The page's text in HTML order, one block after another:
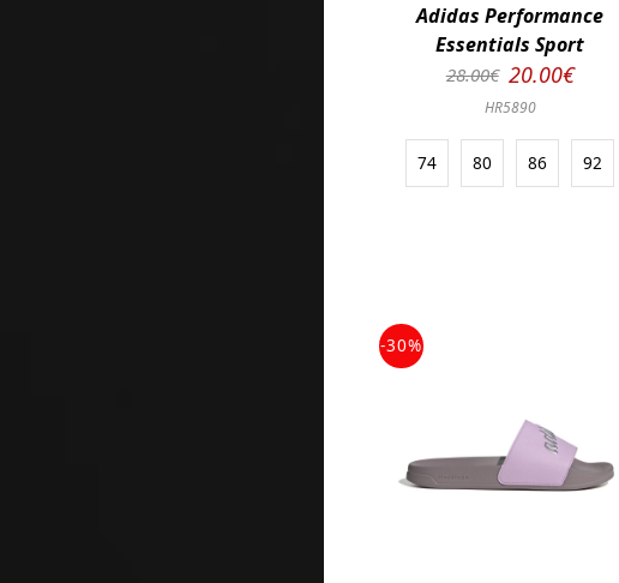
Adidas Performance
Essentials Sport
28.00€ 20.00€
HR5890
74 80 86 92
-30%